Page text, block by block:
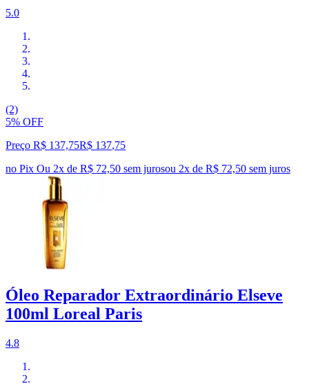
5.0
(2)
5% OFF
Preço R$ 137,75R$ 137,75
no Pix Ou 2x de R$ 72,50 sem jurosou 2x de R$ 72,50 sem juros
Óleo Reparador Extraordinário Elseve
100ml Loreal Paris
4.8